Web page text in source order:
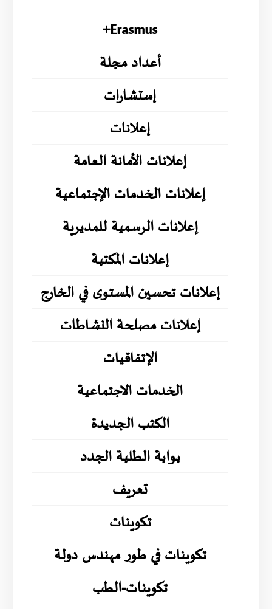
Erasmus+
أعداد مجلة
إستشارات
إعلانات
إعلانات الأمانة العامة
إعلانات الخدمات الإجتماعية
إعلانات الرسمية للمديرية
إعلانات المكتبة
إعلانات تحسين المستوى في الخارج
إعلانات مصلحة النشاطات
الإتفاقيات
الخدمات الاجتماعية
الكتب الجديدة
بوابة الطلبة الجدد
تعريف
تكوينات
تكوينات في طور مهندس دولة
تكوينات-الطب